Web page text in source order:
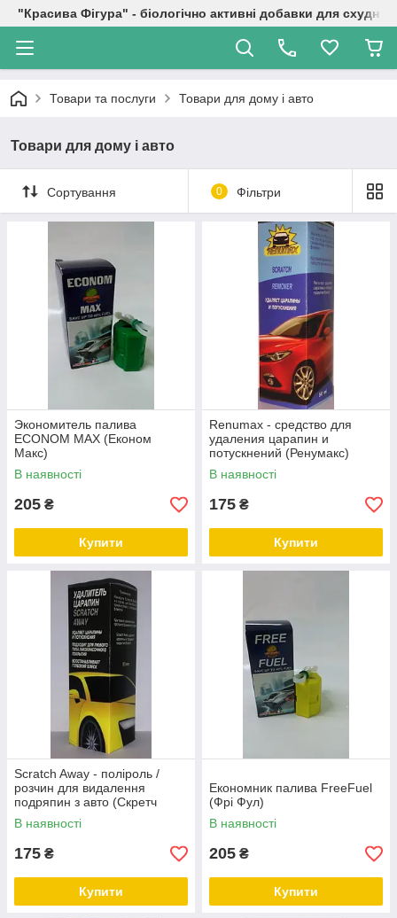
"Красива Фігура" - біологічно активні добавки для
Товари та послуги Товари для дому і авто
Товари для дому і авто
Сортування 0 Фільтри
Экономитель палива
ECONOM MAX (Економ
Макс)
В наявності
205 ₴
Купити
Renumax - средство для
удаления царапин и
потускнений (Ренумакс)
В наявності
175 ₴
Купити
Scratch Away - поліроль /
розчин для видалення
подряпин з авто (Скретч
Эвей)
В наявності
175 ₴
Купити
Економник палива FreeFuel
(Фрі Фул)
В наявності
205 ₴
Купити